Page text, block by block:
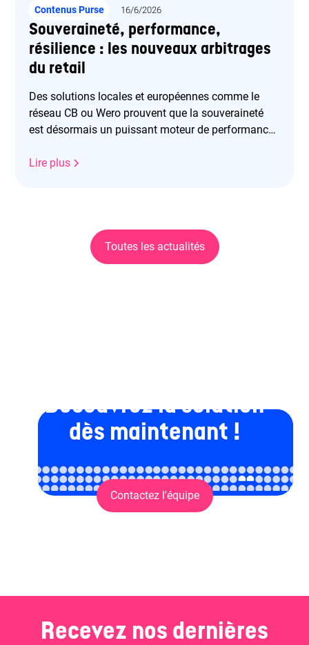
Contenus Purse 16/6/2026
Souveraineté, performance,
résilience : les nouveaux arbitrages
du retail
Des solutions locales et européennes comme le
réseau CB ou Wero prouvent que la souveraineté
est désormais un puissant moteur de performance
Lire plus
Toutes les actualités
Découvrez la solution
dès maintenant !
Contactez l'équipe
Recevez nos dernières